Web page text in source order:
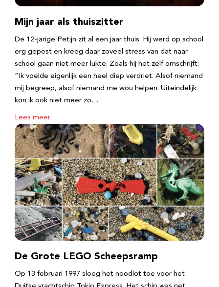
Mijn jaar als thuiszitter
De 12-jarige Petijn zit al een jaar thuis. Hij werd op school
erg gepest en kreeg daar zoveel stress van dat naar
school gaan niet meer lukte. Zoals hij het zelf omschrijft:
“Ik voelde eigenlijk een heel diep verdriet. Alsof niemand
mij begreep, alsof niemand me wou helpen. Uiteindelijk
kon ik ook niet meer zo…
Lees meer
De Grote LEGO Scheepsramp
Op 13 februari 1997 sloeg het noodlot toe voor het